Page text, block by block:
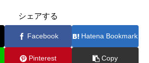
シェアする
Facebook Hatena Bookmark
Pinterest Copy